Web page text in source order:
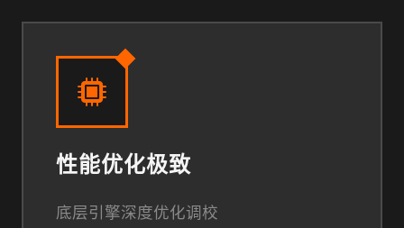
性能优化极致
底层引擎深度优化调校